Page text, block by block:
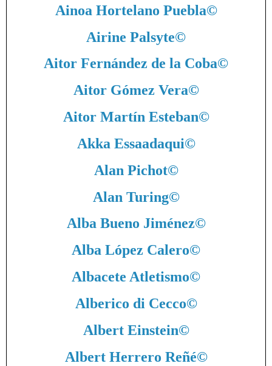
Ainoa Hortelano Puebla©
Airine Palsyte©
Aitor Fernández de la Coba©
Aitor Gómez Vera©
Aitor Martín Esteban©
Akka Essaadaqui©
Alan Pichot©
Alan Turing©
Alba Bueno Jiménez©
Alba López Calero©
Albacete Atletismo©
Alberico di Cecco©
Albert Einstein©
Albert Herrero Reñé©